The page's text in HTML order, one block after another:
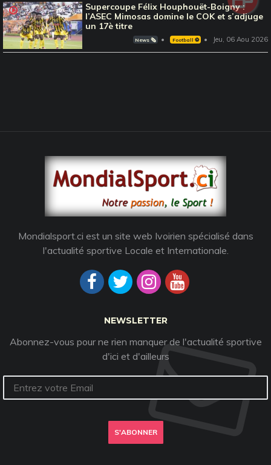
Supercoupe Félix Houphouët-Boigny :
l’ASEC Mimosas domine le COK et s’adjuge
un 17è titre
News 🗞️ Football ⚽️ Jeu, 06 Aou 2026
Mondialsport.ci est un site web Ivoirien spécialisé dans
l'actualité sportive Locale et Internationale.
NEWSLETTER
Abonnez-vous pour ne rien manquer de l'actualité sportive
d'ici et d'ailleurs
S'ABONNER